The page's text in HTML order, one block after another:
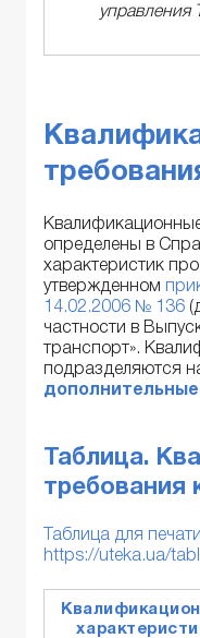
управления
определены в
характеристик
утвержденном
14.02.2006 № 136
частности в
транспорт».
подразделяются
дополнительные
Таблица.
требования
Таблица для
https://uteka.ua/